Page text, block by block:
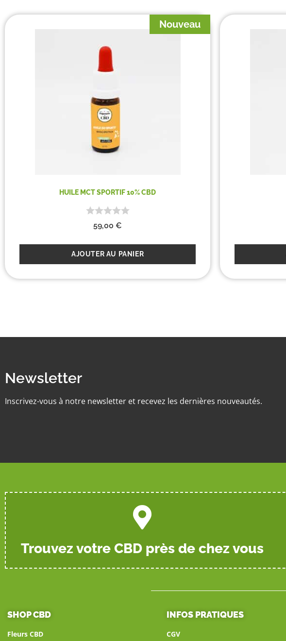
Nouveau
HUILE MCT SPORTIF 10% CBD
59,00€
AJOUTER AU PANIER
Newsletter
Inscrivez-vous à notre newsletter et recevez les dernières nouveautés.
Trouvez votre CBD près de chez vous
SHOP CBD
Fleurs CBD
INFOS PRATIQUES
CGV